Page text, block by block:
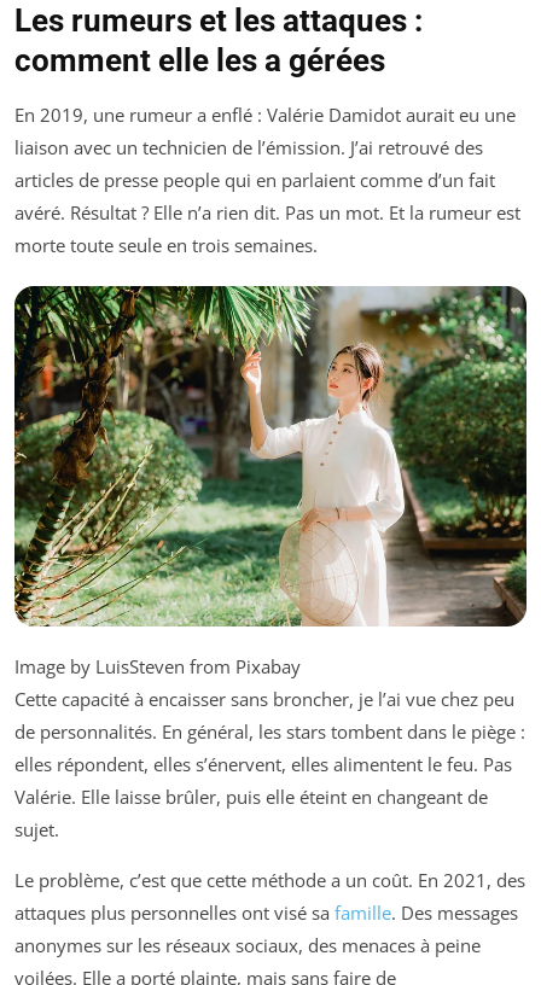
Les rumeurs et les attaques :
comment elle les a gérées
En 2019, une rumeur a enflé : Valérie Damidot aurait eu une
liaison avec un technicien de l’émission. J’ai retrouvé des
articles de presse people qui en parlaient comme d’un fait
avéré. Résultat ? Elle n’a rien dit. Pas un mot. Et la rumeur est
morte toute seule en trois semaines.
Image by LuisSteven from Pixabay
Cette capacité à encaisser sans broncher, je l’ai vue chez peu
de personnalités. En général, les stars tombent dans le piège :
elles répondent, elles s’énervent, elles alimentent le feu. Pas
Valérie. Elle laisse brûler, puis elle éteint en changeant de
sujet.
Le problème, c’est que cette méthode a un coût. En 2021, des
attaques plus personnelles ont visé sa famille. Des messages
anonymes sur les réseaux sociaux, des menaces à peine
voilées. Elle a porté plainte, mais sans faire de